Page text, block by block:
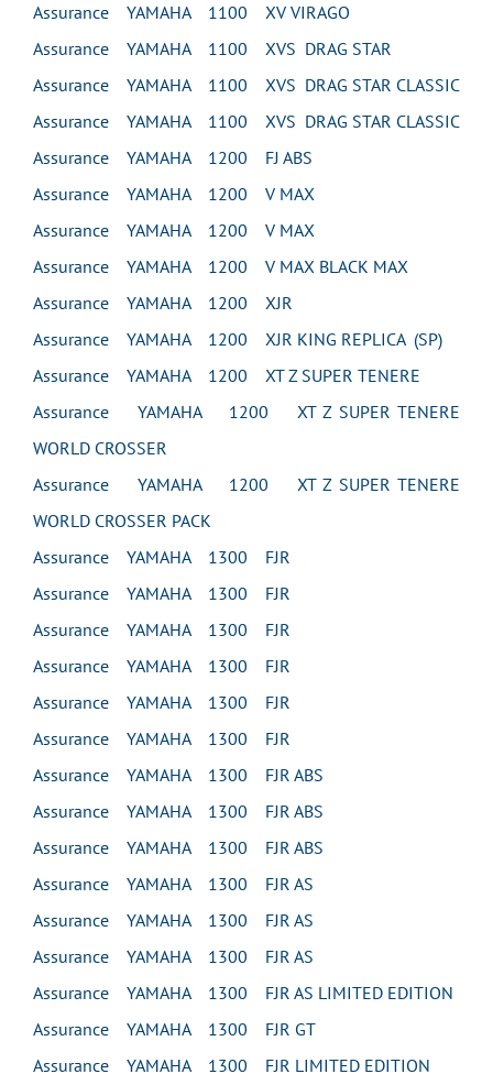
Assurance YAMAHA 1100 XV VIRAGO
Assurance YAMAHA 1100 XVS DRAG STAR
Assurance YAMAHA 1100 XVS DRAG STAR CLASSIC
Assurance YAMAHA 1100 XVS DRAG STAR CLASSIC
Assurance YAMAHA 1200 FJ ABS
Assurance YAMAHA 1200 V MAX
Assurance YAMAHA 1200 V MAX
Assurance YAMAHA 1200 V MAX BLACK MAX
Assurance YAMAHA 1200 XJR
Assurance YAMAHA 1200 XJR KING REPLICA (SP)
Assurance YAMAHA 1200 XT Z SUPER TENERE
Assurance YAMAHA 1200 XT Z SUPER TENERE
WORLD CROSSER
Assurance YAMAHA 1200 XT Z SUPER TENERE
WORLD CROSSER PACK
Assurance YAMAHA 1300 FJR
Assurance YAMAHA 1300 FJR
Assurance YAMAHA 1300 FJR
Assurance YAMAHA 1300 FJR
Assurance YAMAHA 1300 FJR
Assurance YAMAHA 1300 FJR
Assurance YAMAHA 1300 FJR ABS
Assurance YAMAHA 1300 FJR ABS
Assurance YAMAHA 1300 FJR ABS
Assurance YAMAHA 1300 FJR AS
Assurance YAMAHA 1300 FJR AS
Assurance YAMAHA 1300 FJR AS
Assurance YAMAHA 1300 FJR AS LIMITED EDITION
Assurance YAMAHA 1300 FJR GT
Assurance YAMAHA 1300 FJR LIMITED EDITION